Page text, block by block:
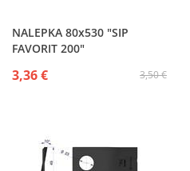
NALEPKA 80x530 "SIP
FAVORIT 200"
3,50 €
3,36 €